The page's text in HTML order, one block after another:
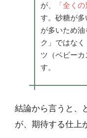
が、
「全く
す。砂糖が多
が多いため
ク」ではな
ツ（ベビー
す。
結論から言うと、
が、期待する仕上